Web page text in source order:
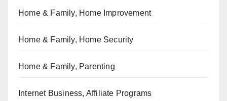
Home & Family, Home Improvement
Home & Family, Home Security
Home & Family, Parenting
Internet Business, Affiliate Programs